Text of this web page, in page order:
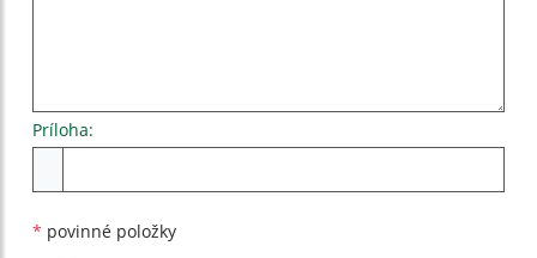
Príloha:
* povinné položky